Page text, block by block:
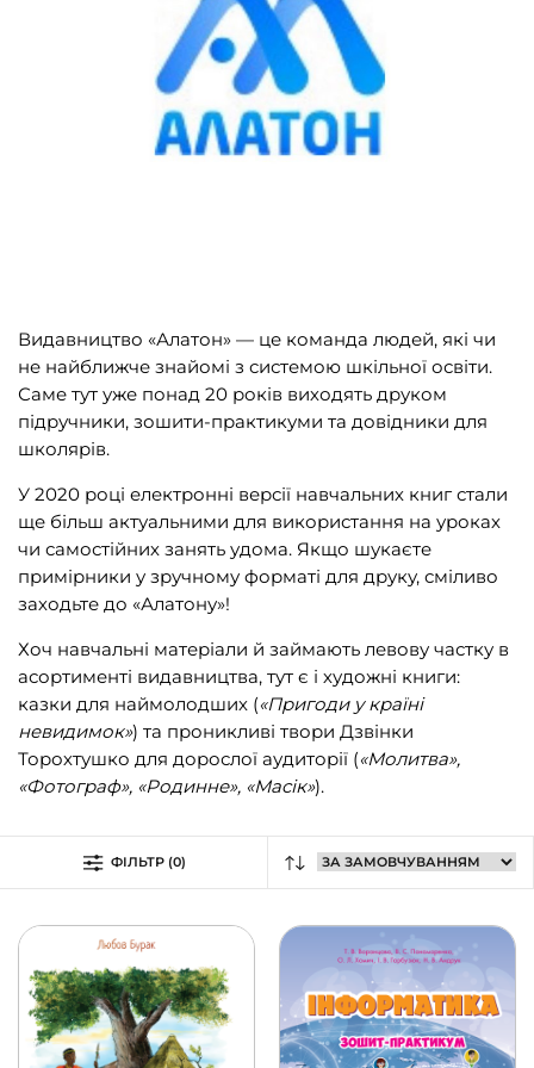
Видавництво «Алатон» — це команда людей, які чи
не найближче знайомі з системою шкільної освіти.
Саме тут уже понад 20 років виходять друком
підручники, зошити-практикуми та довідники для
школярів.
У 2020 році електронні версії навчальних книг стали
ще більш актуальними для використання на уроках
чи самостійних занять удома. Якщо шукаєте
примірники у зручному форматі для друку, сміливо
заходьте до «Алатону»!
Хоч навчальні матеріали й займають левову частку в
асортименті видавництва, тут є і художні книги:
казки для наймолодших («Пригоди у країні
невидимок») та проникливі твори Дзвінки
Торохтушко для дорослої аудиторії («Молитва»,
«Фотограф», «Родинне», «Масік»).
ФІЛЬТР (0)
Подарункові сертифікати(1)
ВИДАВНИЦТВА
Readberry (13)
Steppe Lighthouse(2)
Алатон(25)
Видавництво «Крок»
(49)
Видавництво Анетти Антоненко (239)
Видавництво Богдан
Віхола(273)
їzhak
К.І.С.(18)
Кальварія
Книги-ХХІ(225)
КСД(1010)
Маміно(10)
Мандрівець(27)
Меридіан Черновіц